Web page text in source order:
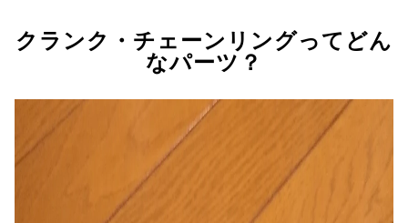
クランク・チェーンリングってどん
なパーツ？